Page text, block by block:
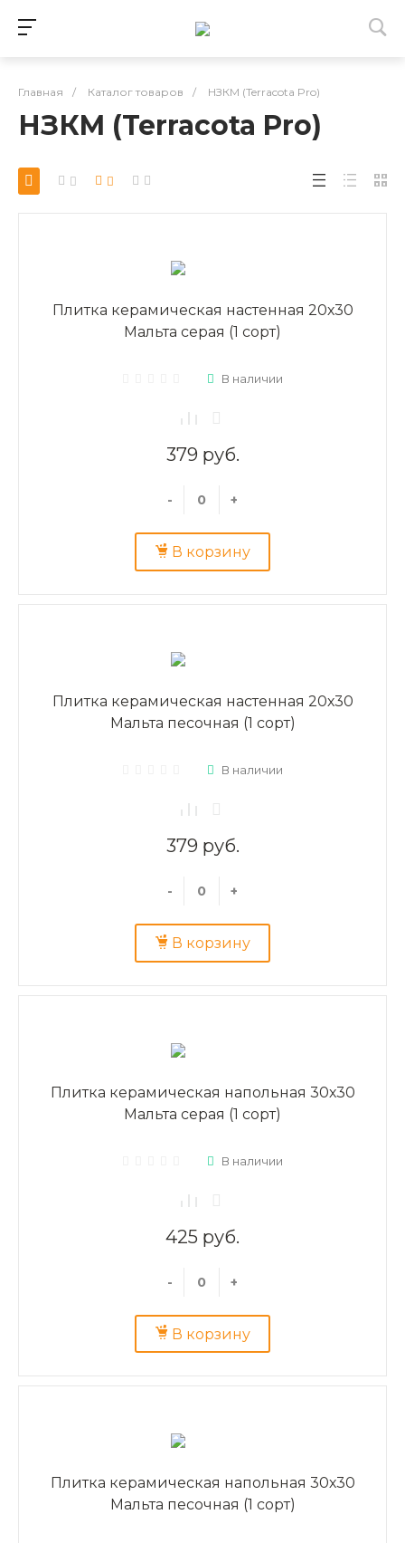
Главная / Каталог товаров / НЗКМ (Terracota Pro)
НЗКМ (Terracota Pro)
Плитка керамическая настенная 20х30
Мальта серая (1 сорт)
В наличии
379 руб.
- +
В корзину
Плитка керамическая настенная 20х30
Мальта песочная (1 сорт)
В наличии
379 руб.
- +
В корзину
Плитка керамическая напольная 30х30
Мальта серая (1 сорт)
В наличии
425 руб.
- +
В корзину
Плитка керамическая напольная 30х30
Мальта песочная (1 сорт)